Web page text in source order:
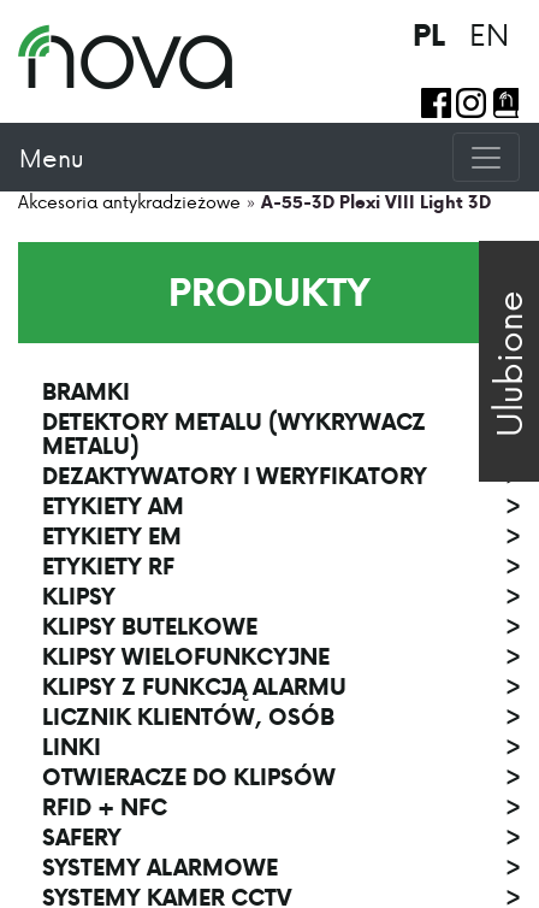
Ulubione
PL EN
Menu
Akcesoria antykradzieżowe » A-55-3D Plexi VIII Light 3D
PRODUKTY
BRAMKI
>
DETEKTORY METALU (WYKRYWACZ
METALU)
>
DEZAKTYWATORY I WERYFIKATORY
>
ETYKIETY AM
>
ETYKIETY EM
>
ETYKIETY RF
>
KLIPSY
>
KLIPSY BUTELKOWE
>
KLIPSY WIELOFUNKCYJNE
>
KLIPSY Z FUNKCJĄ ALARMU
>
LICZNIK KLIENTÓW, OSÓB
>
LINKI
>
OTWIERACZE DO KLIPSÓW
>
RFID + NFC
>
SAFERY
>
SYSTEMY ALARMOWE
>
SYSTEMY KAMER CCTV
>